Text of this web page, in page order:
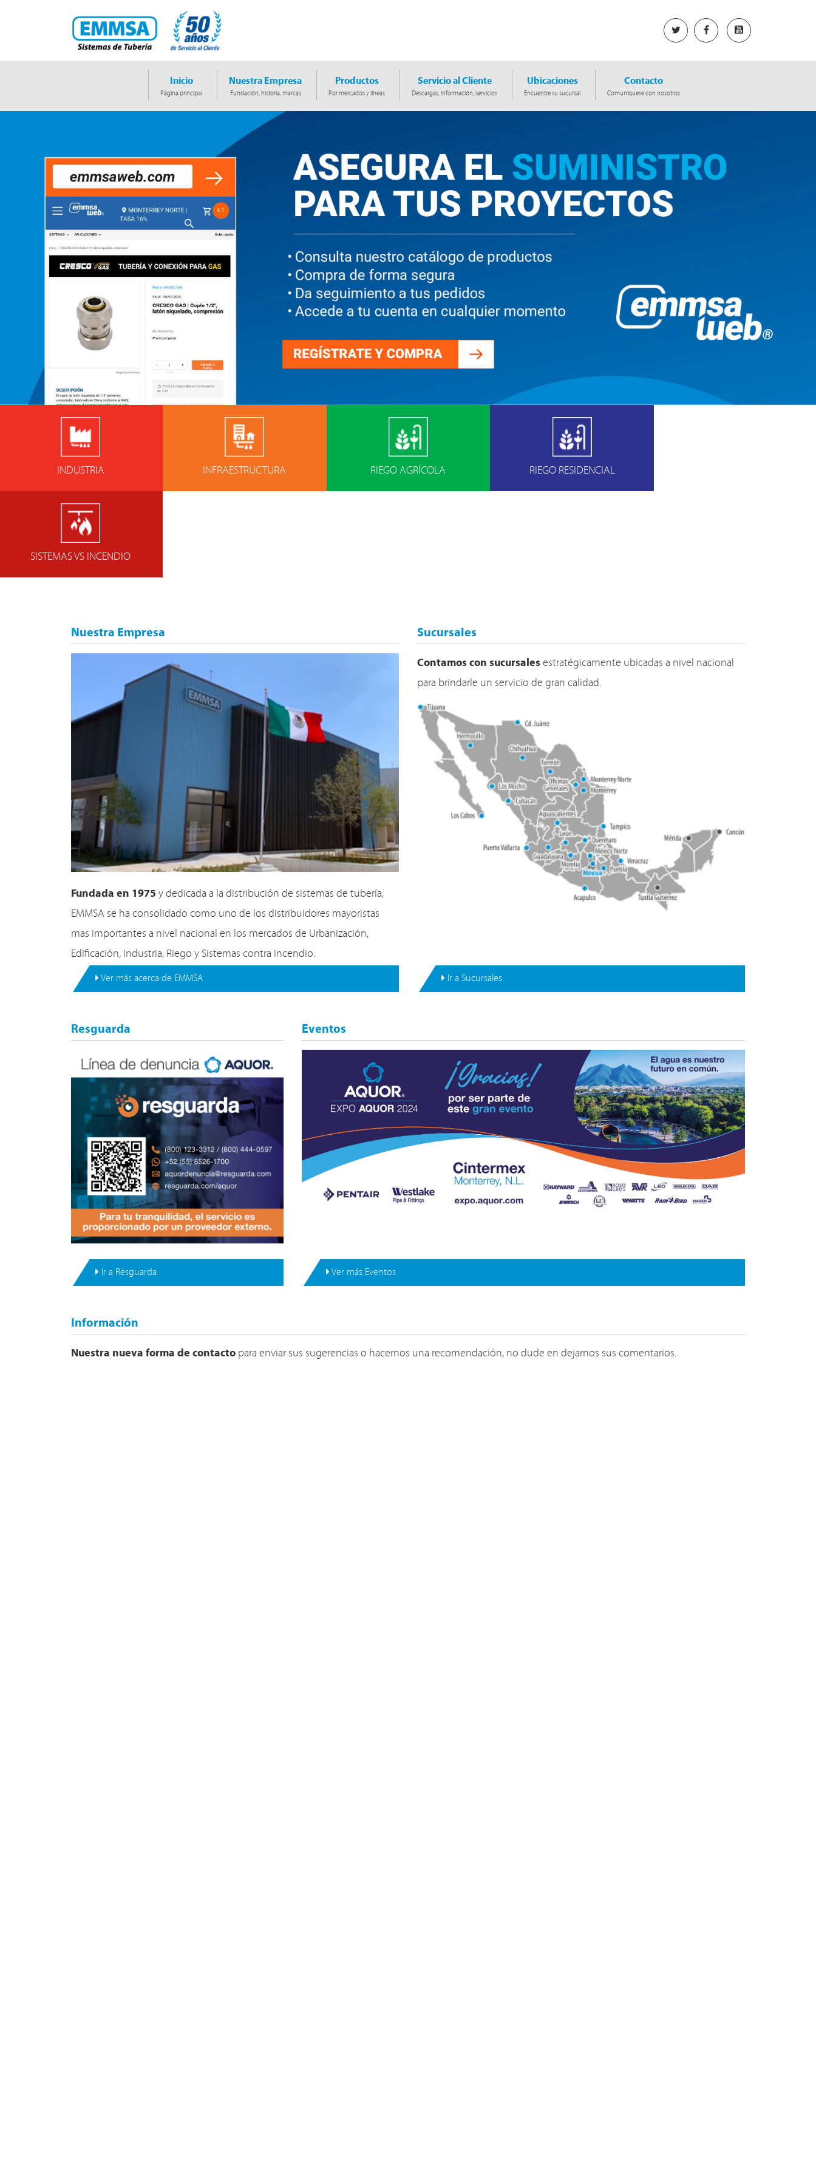
Inicio
Página principal
Nuestra Empresa
Fundación, historia, marcas
Productos
Por mercados y líneas
Servicio al Cliente
Descargas, información, servicios
Ubicaciones
Encuentre su sucursal
Contacto
Comuniquese con nosotros
INDUSTRIA INFRAESTRUCTURA RIEGO AGRÍCOLA RIEGO RESIDENCIAL
SISTEMAS VS INCENDIO
Nuestra Empresa
Fundada en 1975 y dedicada a la distribución de sistemas de tubería,
EMMSA se ha consolidado como uno de los distribuidores mayoristas
mas importantes a nivel nacional en los mercados de Urbanización,
Edificación, Industria, Riego y Sistemas contra Incendio.
Ver más acerca de EMMSA
Sucursales
Contamos con sucursales estratégicamente ubicadas a nivel nacional
para brindarle un servicio de gran calidad.
Ir a Sucursales
Resguarda
Ir a Resguarda
Eventos
Ver más Eventos
Información
Nuestra nueva forma de contacto para enviar sus sugerencias o hacernos una recomendación, no dude en dejarnos sus comentarios.